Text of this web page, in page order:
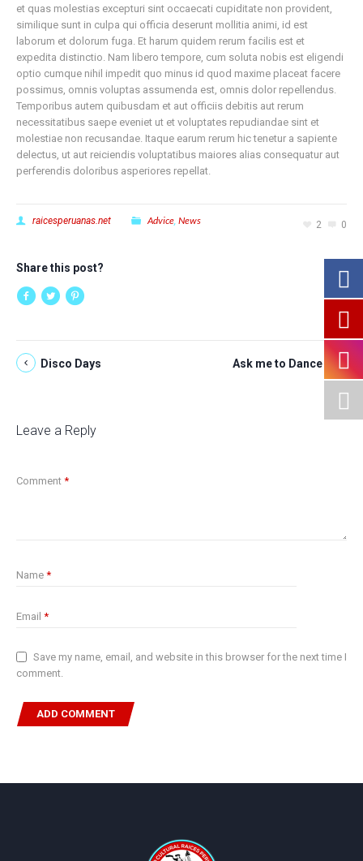
et quas molestias excepturi sint occaecati cupiditate non provident,
similique sunt in culpa qui officia deserunt mollitia animi, id est
laborum et dolorum fuga. Et harum quidem rerum facilis est et
expedita distinctio. Nam libero tempore, cum soluta nobis est eligendi
optio cumque nihil impedit quo minus id quod maxime placeat facere
possimus, omnis voluptas assumenda est, omnis dolor repellendus.
Temporibus autem quibusdam et aut officiis debitis aut rerum
necessitatibus saepe eveniet ut et voluptates repudiandae sint et
molestiae non recusandae. Itaque earum rerum hic tenetur a sapiente
delectus, ut aut reiciendis voluptatibus maiores alias consequatur aut
perferendis doloribus asperiores repellat.
2 0
raicesperuanas.net Advice, News
Share this post?
Disco Days Ask me to Dance
Leave a Reply
Comment *
Name *
Email *
Save my name, email, and website in this browser for the next time I
comment.